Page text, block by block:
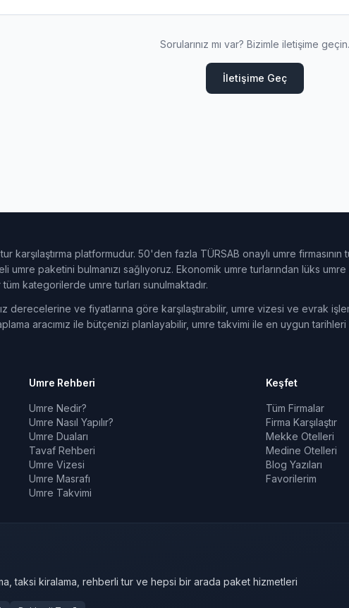
Sorularınız mı var? Bizimle iletişime geçin.
İletişime Geç
karşılaştırma platformudur. 50'den fazla TÜRSAB onaylı umre firmasının
umre paketini bulmanızı sağlıyoruz. Ekonomik umre turlarından lüks
kategorilerde umre turları sunulmaktadır.
derecelerine ve fiyatlarına göre karşılaştırabilir, umre vizesi ve evrak
aracımız ile bütçenizi planlayabilir, umre takvimi ile en uygun tarihleri
Umre Rehberi
Umre Nedir?
Umre Nasıl Yapılır?
Umre Duaları
Tavaf Rehberi
Umre Vizesi
Umre Masrafı
Umre Takvimi
Keşfet
Tüm Firmalar
Firma Karşılaştır
Mekke Otelleri
Medine Otelleri
Blog Yazıları
Favorilerim
taksi kiralama, rehberli tur ve hepsi bir arada paket hizmetleri